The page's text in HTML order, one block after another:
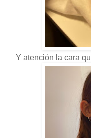
Y atención la cara